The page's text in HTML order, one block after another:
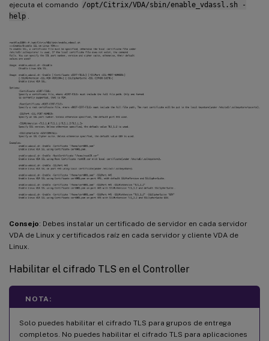
ejecuta el comando /opt/Citrix/VDA/sbin/enable_vdassl.sh -
help .
Consejo: Debes instalar un certificado de servidor en cada servidor
VDA de Linux y certificados raíz en cada servidor y cliente VDA de
Linux.
Habilitar el cifrado TLS en el Controller
NOTA:
Solo puedes habilitar el cifrado TLS para grupos de entrega
completos. No puedes habilitar el cifrado TLS para aplicaciones